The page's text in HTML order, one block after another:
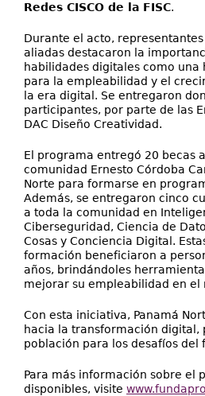
Redes CISCO de la FISC.
Durante el acto,
aliadas destacaron la
habilidades digitales como una
para la empleabilidad y el
la era digital. Se entregaron
participantes, por parte de las
DAC Diseño Creatividad.
El programa entregó 20 becas
comunidad Ernesto Córdoba
Norte para formarse en
Además, se entregaron cinco
a toda la comunidad en
Ciberseguridad, Ciencia de
Cosas y Conciencia Digital.
formación beneficiaron a
años, brindándoles
mejorar su empleabilidad en el
Con esta iniciativa, Panamá
hacia la transformación digital,
población para los desafíos del
Para más información sobre el
disponibles, visite